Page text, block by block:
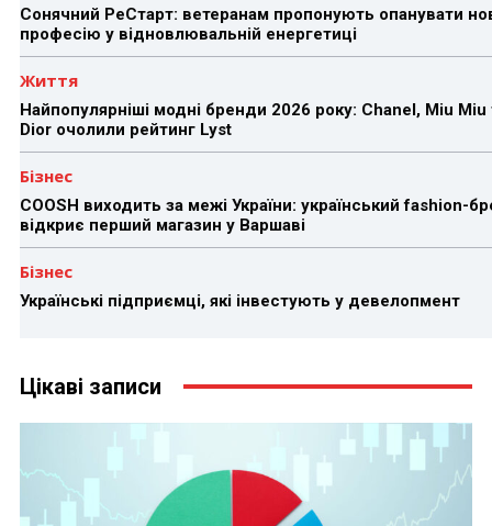
Сонячний РеСтарт: ветеранам пропонують опанувати
професію у відновлювальній енергетиці
Життя
Найпопулярніші модні бренди 2026 року: Chanel, Miu Miu
Dior очолили рейтинг Lyst
Бізнес
COOSH виходить за межі України: український fashion-
відкриє перший магазин у Варшаві
Бізнес
Українські підприємці, які інвестують у девелопмент
Цікаві записи